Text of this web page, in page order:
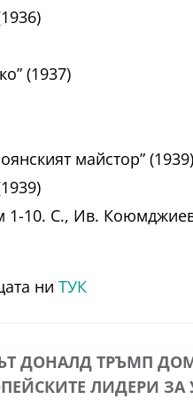
(1937)
майстор” (1939)
1-10. С., Ив.
ни ТУК
ДОНАЛД ТРЪМП
ЛИДЕРИ ЗА